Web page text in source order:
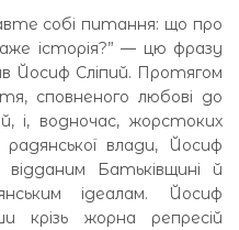
собі питання: що про
історія?” — цю фразу
Йосиф Сліпий. Протягом
сповненого любові до
і, водночас, жорстоких
радянської влади, Йосиф
відданим Батьківщині й
ідеалам. Йосиф
крізь жорна репресій